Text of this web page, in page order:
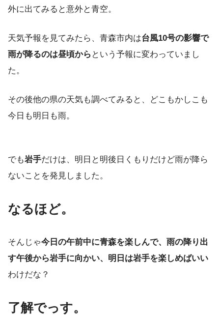
外に出てみると意外と青空。
天気予報を見てみたら、青森市内は台風10号の影響で
雨が降るのは昼頃から という予報に変わっていまし
た。
その後他の県の天気も調べてみると、どこもかしこも
今日も明日も雨。
でも岩手だけは、明日と明後日くもりだけど雨が降ら
ないことを発見しました。
なるほど。
そんじゃ今日の午前中に青森を楽しんで、雨の降り出
す午後から岩手に向かい、明日は岩手を楽しめばいい
わけだな？
了解でっす。